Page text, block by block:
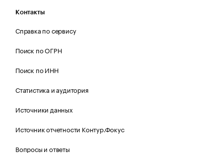
Контакты
Справка по сервису
Поиск по ОГРН
Поиск по ИНН
Статистика и аудитория
Источники данных
Источник отчетности Контур.Фокус
Вопросы и ответы